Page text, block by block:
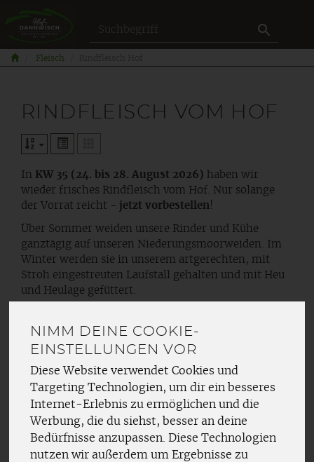
NIMM DEINE COOKIE-
EINSTELLUNGEN VOR
Diese Website verwendet Cookies und
Targeting Technologien, um dir ein besseres
Internet-Erlebnis zu ermöglichen und die
Werbung, die du siehst, besser an deine
Bedürfnisse anzupassen. Diese Technologien
nutzen wir außerdem um Ergebnisse zu
Fleisch
RINDFLEISCH VOM HOF
In KW 35 (24. bis 28. August 2026) haben wir
wieder frisches Rindfleisch vom Hof. Nur solange
der Vorrat reicht - jetzt vorbestellen!
Über Sommer weiden unsere Rinder und Kühe
ganztägig auf unseren Niederungsmoorweiden. Im
Winter werden sie in unserem artgerechten, mit
Stroh eingestreuten Laufstall gehalten und mit Heu
und Heulage gefüttert.
Neben unserem Rotbunten Schleswig-Holsteiner
Rindfleisch bieten wir auch Angus-Rindfleisch an.
Die Angus-Rinder werden wie die Rotbunten
Schleswig-Holsteiner bei uns aufgezogen, gehalten
und gefüttert. Angus-Rindfleisch zeichnet sich
durch ausgezeichnete Zartheit Saftigkeit und
Schmackhaftigkeit aus, bedingt durch die besondere
Fett-Marmorierung.